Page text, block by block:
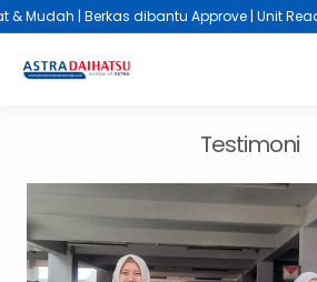
Mudah | Berkas dibantu Approve | Unit
You are here :Beranda/
Testimoni